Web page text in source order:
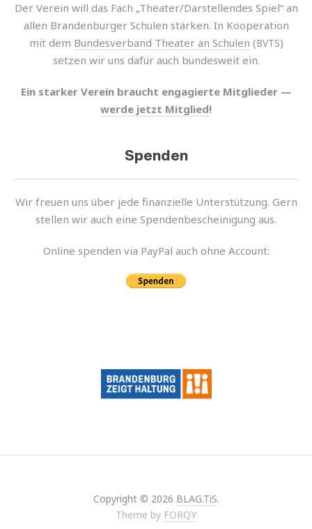
Der Verein will das Fach „Theater/Darstellendes Spiel“ an
allen Brandenburger Schulen stär­ken. In Kooperation
mit dem Bundesverband Theater an Schulen (BVTS)
setzen wir uns dafür auch bundes­weit ein.
Ein star­ker Verein braucht enga­gierte Mitglieder —
werde jetzt Mitglied!
Spenden
Wir freuen uns über jede finan­zi­elle Unterstützung. Gern
stel­len wir auch eine Spendenbescheinigung aus.
Online spen­den via PayPal auch ohne Account:
Copyright © 2026 BLAG.TiS.
Theme by FORQY